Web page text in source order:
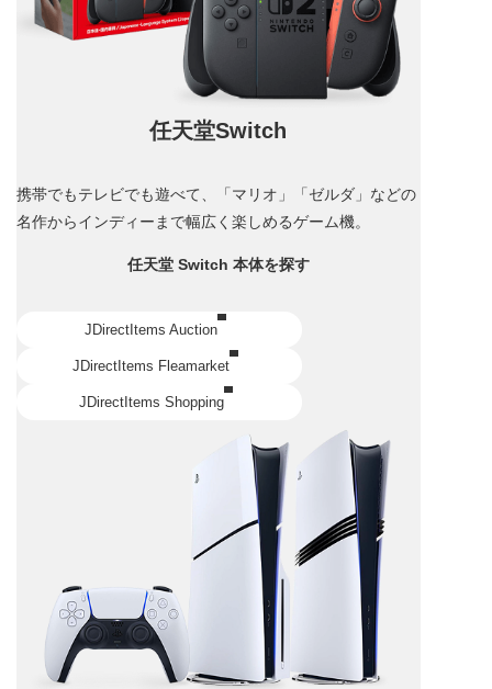
任天堂Switch
携帯でもテレビでも遊べて、「マリオ」「ゼルダ」などの
名作からインディーまで幅広く楽しめるゲーム機。
任天堂 Switch 本体を探す
JDirectItems Auction
JDirectItems Fleamarket
JDirectItems Shopping